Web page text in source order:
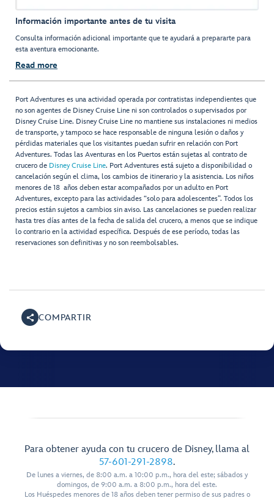
Información importante antes de tu visita
Consulta información adicional importante que te ayudará a prepararte para
esta aventura emocionante.
Read more
Port Adventures es una actividad operada por contratistas independientes que
no son agentes de Disney Cruise Line ni son controlados o supervisados por
Disney Cruise Line. Disney Cruise Line no mantiene sus instalaciones ni medios
de transporte, y tampoco se hace responsable de ninguna lesión o daños y
pérdidas materiales que los visitantes puedan sufrir en relación con Port
Adventures. Todas las Aventuras en los Puertos están sujetas al contrato de
crucero de Disney Cruise Line. Port Adventures está sujeto a disponibilidad o
cancelación según el clima, los cambios de itinerario y la asistencia. Los niños
menores de 18 años deben estar acompañados por un adulto en Port
Adventures, excepto para las actividades “solo para adolescentes”. Todos los
precios están sujetos a cambios sin aviso. Las cancelaciones se pueden realizar
hasta tres días antes de la fecha de salida del crucero, a menos que se indique
lo contrario en la actividad específica. Después de ese período, todas las
reservaciones son definitivas y no son reembolsables.
COMPARTIR
Para obtener ayuda con tu crucero de Disney, llama al
57-601-291-2898.
De lunes a viernes, de 8:00 a.m. a 10:00 p.m., hora del este; sábados y
domingos, de 9:00 a.m. a 8:00 p.m., hora del este.
Los Huéspedes menores de 18 años deben tener permiso de sus padres o